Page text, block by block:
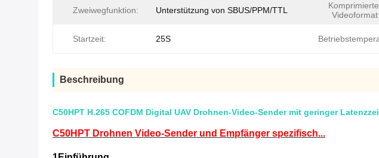
Zweiwegfunktion: Unterstützung von SBUS/PPM/TTL
Videoformat:
Startzeit: 25S
Beschreibung
C50HPT H.265 COFDM Digital UAV Drohnen-Video-Sender mit geringer
C50HPT Drohnen Video-Sender und Empfänger spezifisch...